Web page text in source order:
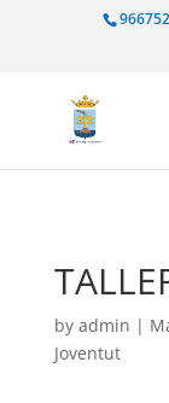
by admin |
Joventut